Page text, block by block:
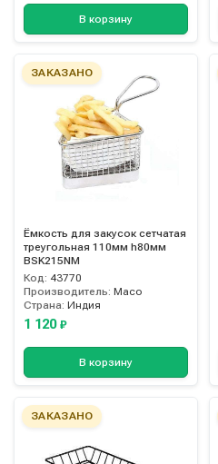
В корзину
ЗАКАЗАНО
Ёмкость для закусок сетчатая
треугольная 110мм h80мм
BSK215NM
Код: 43770
Производитель: Maco
Страна: Индия
1 120 ₽
В корзину
ЗАКАЗАНО